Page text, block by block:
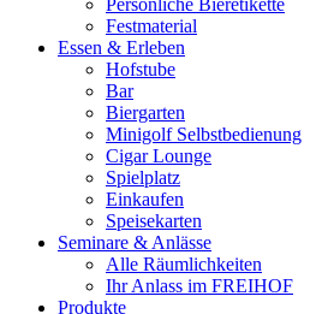
Persönliche Bieretikette
Festmaterial
Essen & Erleben
Hofstube
Bar
Biergarten
Minigolf Selbstbedienung
Cigar Lounge
Spielplatz
Einkaufen
Speisekarten
Seminare & Anlässe
Alle Räumlichkeiten
Ihr Anlass im FREIHOF
Produkte